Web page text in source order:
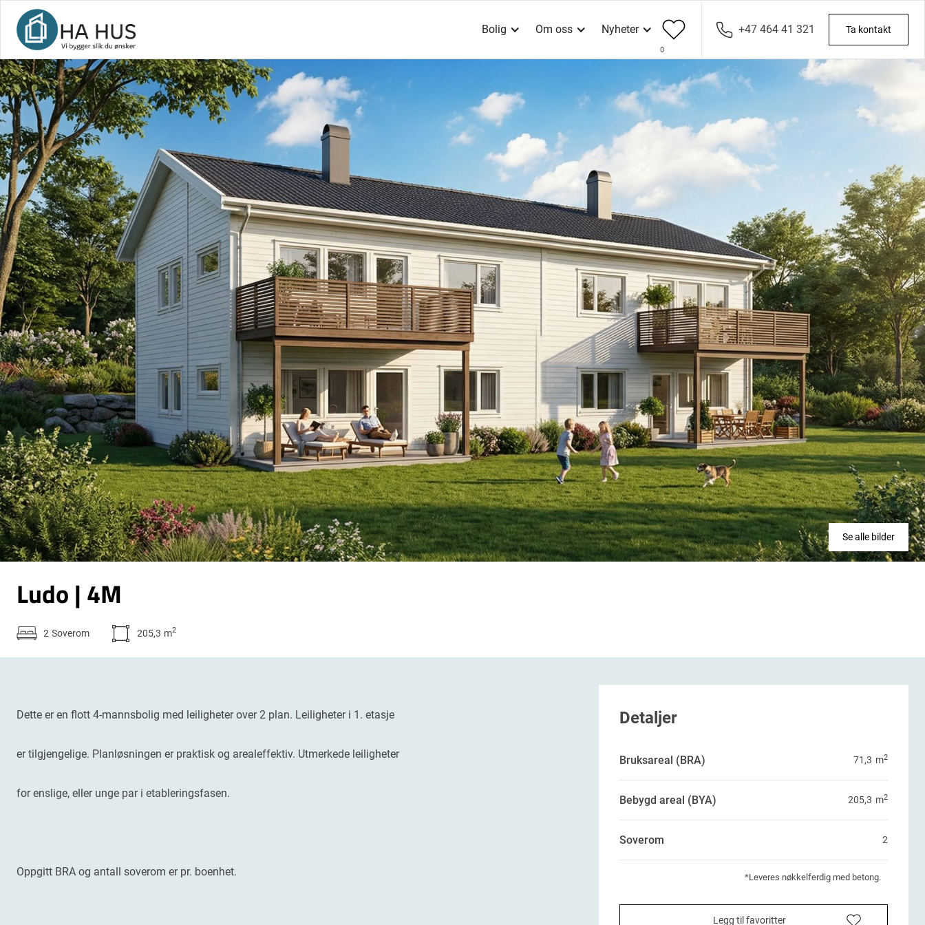
Bolig Om oss Nyheter
0
+47 464 41 321 Ta kontakt
Se alle bilder
Ludo | 4M
2 Soverom 205,3 m2
Dette er en flott 4-mannsbolig med leiligheter over 2 plan. Leiligheter i 1. etasje
er tilgjengelige. Planløsningen er praktisk og arealeffektiv. Utmerkede leiligheter
for enslige, eller unge par i etableringsfasen.
Oppgitt BRA og antall soverom er pr. boenhet.
Detaljer
Bruksareal (BRA) 71,3 m2
Bebygd areal (BYA) 205,3 m2
Soverom 2
*Leveres nøkkelferdig med betong.
Legg til favoritter